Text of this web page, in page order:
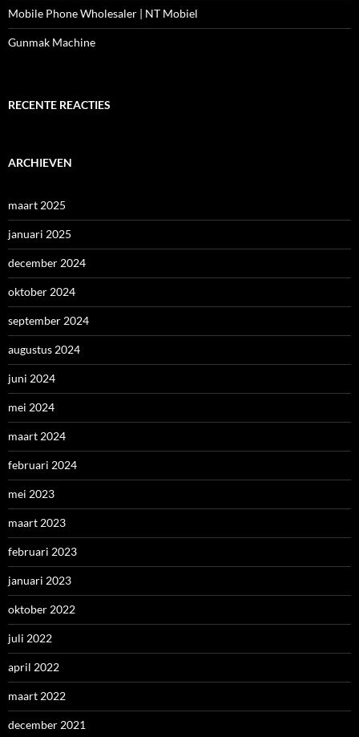
Mobile Phone Wholesaler | NT Mobiel
Gunmak Machine
RECENTE REACTIES
ARCHIEVEN
maart 2025
januari 2025
december 2024
oktober 2024
september 2024
augustus 2024
juni 2024
mei 2024
maart 2024
februari 2024
mei 2023
maart 2023
februari 2023
januari 2023
oktober 2022
juli 2022
april 2022
maart 2022
december 2021